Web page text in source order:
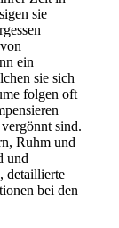
sie
ein
sie sich
folgen oft
sind.
Ruhm und
und
detaillierte
bei den